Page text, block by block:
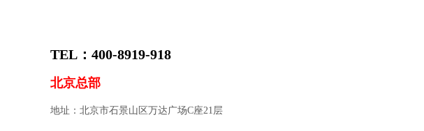
TEL：400-8919-918
北京总部
地址：北京市石景山区万达广场C座21层